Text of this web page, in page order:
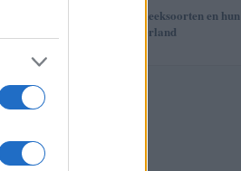
De diverse hypotheeksoorten en hun
voordelen in Nederland